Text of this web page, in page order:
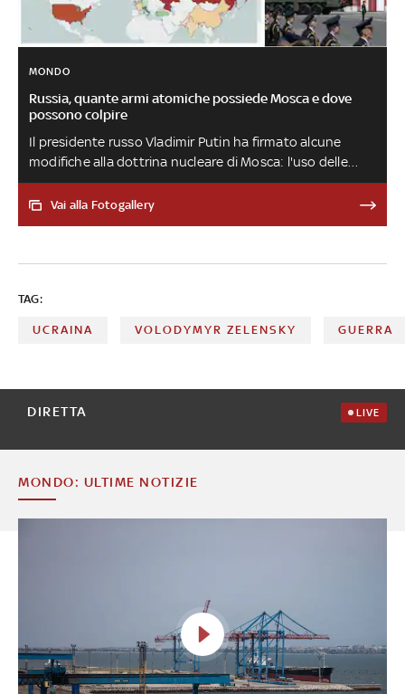
MONDO
Russia, quante armi atomiche possiede Mosca e dove
possono colpire
Il presidente russo Vladimir Putin ha firmato alcune
modifiche alla dottrina nucleare di Mosca: l'uso delle
testate potrà essere autorizzato anche nel caso di
attacco al territorio russo da parte di uno Stato
stima delle testate nucleari all’interno dell’arsenale
Vai alla Fotogallery
TAG:
UCRAINA VOLODYMYR ZELENSKY GUERRA
DIRETTA LIVE
MONDO: ULTIME NOTIZIE